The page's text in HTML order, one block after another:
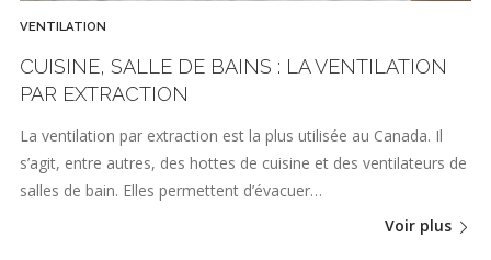
VENTILATION
CUISINE, SALLE DE BAINS : LA VENTILATION
PAR EXTRACTION
La ventilation par extraction est la plus utilisée au Canada. Il
s’agit, entre autres, des hottes de cuisine et des ventilateurs de
salles de bain. Elles permettent d’évacuer…
Voir plus